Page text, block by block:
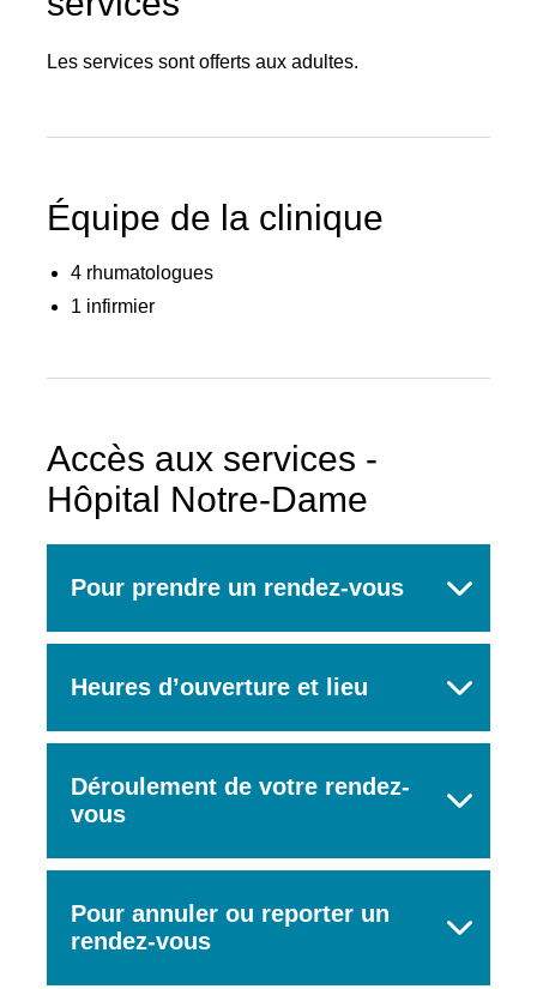
Les services sont offerts aux adultes.
Équipe de la clinique
4 rhumatologues
1 infirmier
Accès aux services -
Hôpital Notre-Dame
Pour prendre un rendez-vous
Heures d’ouverture et lieu
Déroulement de votre rendez-
vous
Pour annuler ou reporter un
rendez-vous